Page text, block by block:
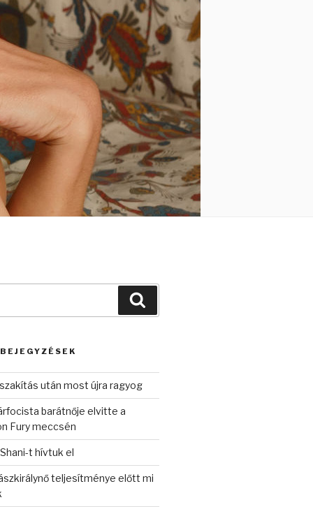
után most újra ragyog
barátnője elvitte a
Fury meccsén
t hívtuk el
teljesítménye előtt mi